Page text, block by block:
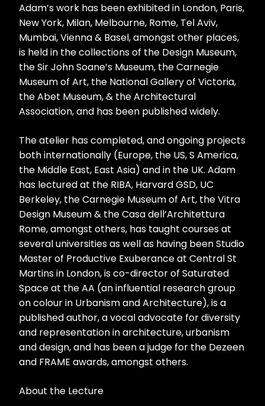
Adam’s work has been exhibited in London, Paris,
New York, Milan, Melbourne, Rome, Tel Aviv,
Mumbai, Vienna & Basel, amongst other places,
is held in the collections of the Design Museum,
the Sir John Soane’s Museum, the Carnegie
Museum of Art, the National Gallery of Victoria,
the Abet Museum, & the Architectural
Association, and has been published widely.
The atelier has completed, and ongoing projects
both internationally (Europe, the US, S America,
the Middle East, East Asia) and in the UK. Adam
has lectured at the RIBA, Harvard GSD, UC
Berkeley, the Carnegie Museum of Art, the Vitra
Design Museum & the Casa dell’Architettura
Rome, amongst others, has taught courses at
several universities as well as having been Studio
Master of Productive Exuberance at Central St
Martins in London, is co-director of Saturated
Space at the AA (an influential research group
on colour in Urbanism and Architecture), is a
published author, a vocal advocate for diversity
and representation in architecture, urbanism
and design, and has been a judge for the Dezeen
and FRAME awards, amongst others.
About the Lecture